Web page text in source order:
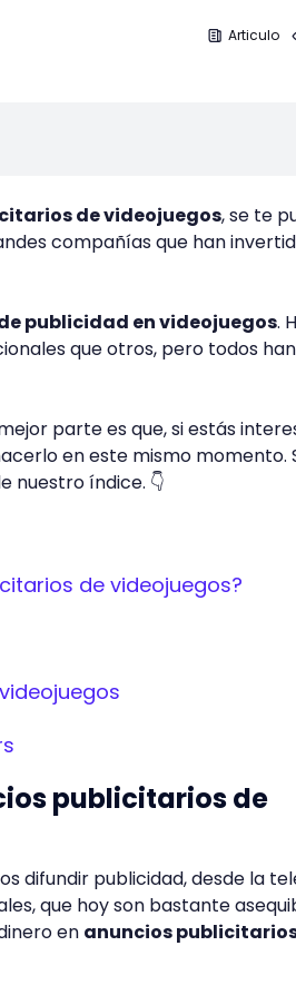
Articulo
de videojuegos, se te
compañías que han
publicidad en videojuegos.
que otros, pero todos han
parte es que, si estás
en este mismo momento.
nuestro índice. 👇
de videojuegos?
publicitarios de
difundir publicidad, desde la
que hoy son bastante
en anuncios